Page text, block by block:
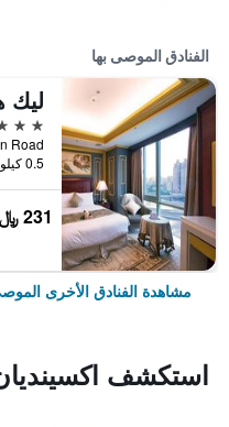
الفنادق الموصى بها
ليك
3 نجوم
0.5 كيلومتر عن وسط المدينة
231 ﷼
مشاهدة الفنادق الأخرى
استكشف